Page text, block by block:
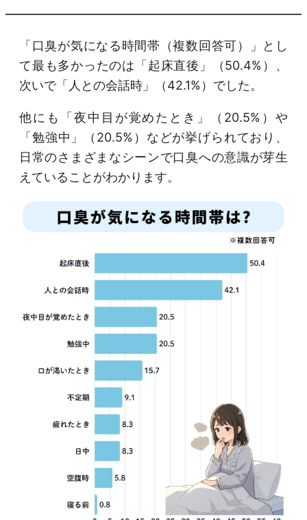
「口臭が気になる時間帯（複数回答可）」とし
て最も多かったのは「起床直後」（50.4%）、
次いで「人との会話時」（42.1%）でした。
他にも「夜中目が覚めたとき」（20.5%）や
「勉強中」（20.5%）などが挙げられており、
日常のさまざまなシーンで口臭への意識が芽生
えていることがわかります。